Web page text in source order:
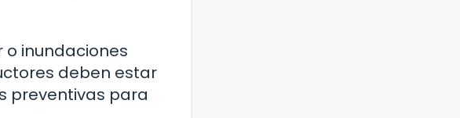
inundaciones
deben estar
preventivas para